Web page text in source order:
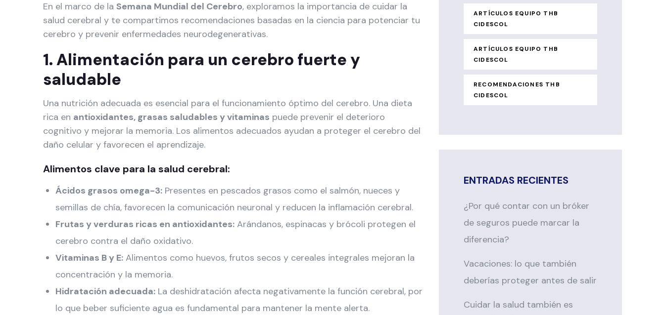
En el marco de la Semana Mundial del Cerebro, exploramos la importancia de cuidar la
salud cerebral y te compartimos recomendaciones basadas en la ciencia para potenciar tu
cerebro y prevenir enfermedades neurodegenerativas.
1. Alimentación para un cerebro fuerte y
saludable
Una nutrición adecuada es esencial para el funcionamiento óptimo del cerebro. Una dieta
rica en antioxidantes, grasas saludables y vitaminas puede prevenir el deterioro
cognitivo y mejorar la memoria. Los alimentos adecuados ayudan a proteger el cerebro del
daño celular y favorecen el aprendizaje.
Alimentos clave para la salud cerebral:
Ácidos grasos omega-3: Presentes en pescados grasos como el salmón, nueces y
semillas de chía, favorecen la comunicación neuronal y reducen la inflamación cerebral.
Frutas y verduras ricas en antioxidantes: Arándanos, espinacas y brócoli protegen el
cerebro contra el daño oxidativo.
Vitaminas B y E: Alimentos como huevos, frutos secos y cereales integrales mejoran la
concentración y la memoria.
Hidratación adecuada: La deshidratación afecta negativamente la función cerebral, por
lo que beber suficiente agua es fundamental para mantener la mente alerta.
ARTÍCULOS EQUIPO THB
CIDESCOL
ARTÍCULOS EQUIPO THB
CIDESCOL
RECOMENDACIONES THB
CIDESCOL
ENTRADAS RECIENTES
¿Por qué contar con un bróker
de seguros puede marcar la
diferencia?
Vacaciones: lo que también
deberías proteger antes de salir
Cuidar la salud también es